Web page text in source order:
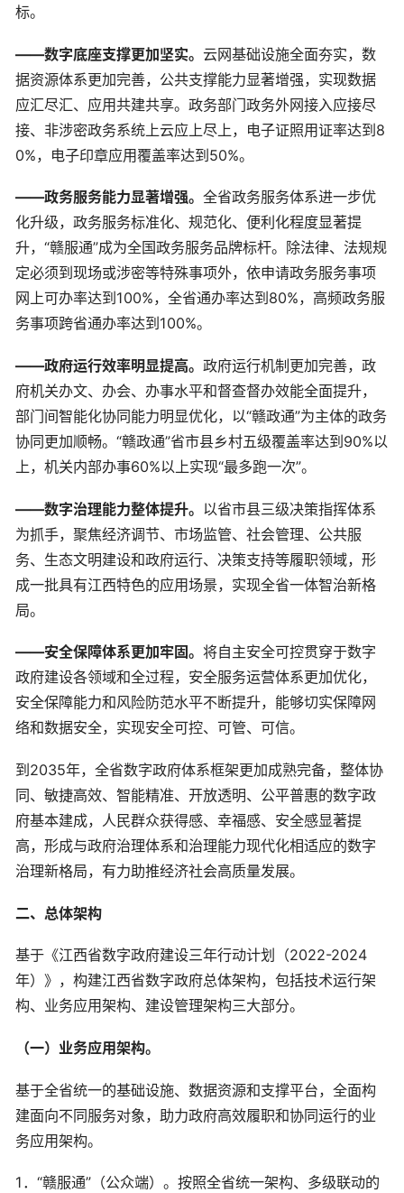
标。
——数字底座支撑更加坚实。 云网基础设施全面夯实，数
据资源体系更加完善，公共支撑能力显著增强，实现数据
应汇尽汇、应用共建共享。政务部门政务外网接入应接尽
接、非涉密政务系统上云应上尽上，电子证照用证率达到8
0%，电子印章应用覆盖率达到50%。
——政务服务能力显著增强。 全省政务服务体系进一步优
化升级，政务服务标准化、规范化、便利化程度显著提
升，“赣服通”成为全国政务服务品牌标杆。除法律、法规规
定必须到现场或涉密等特殊事项外，依申请政务服务事项
网上可办率达到100%，全省通办率达到80%，高频政务服
务事项跨省通办率达到100%。
——政府运行效率明显提高。 政府运行机制更加完善，政
府机关办文、办会、办事水平和督查督办效能全面提升，
部门间智能化协同能力明显优化，以“赣政通”为主体的政务
协同更加顺畅。“赣政通”省市县乡村五级覆盖率达到90%以
上，机关内部办事60%以上实现“最多跑一次”。
——数字治理能力整体提升。 以省市县三级决策指挥体系
为抓手，聚焦经济调节、市场监管、社会管理、公共服
务、生态文明建设和政府运行、决策支持等履职领域，形
成一批具有江西特色的应用场景，实现全省一体智治新格
局。
——安全保障体系更加牢固。 将自主安全可控贯穿于数字
政府建设各领域和全过程，安全服务运营体系更加优化，
安全保障能力和风险防范水平不断提升，能够切实保障网
络和数据安全，实现安全可控、可管、可信。
到2035年，全省数字政府体系框架更加成熟完备，整体协
同、敏捷高效、智能精准、开放透明、公平普惠的数字政
府基本建成，人民群众获得感、幸福感、安全感显著提
高，形成与政府治理体系和治理能力现代化相适应的数字
治理新格局，有力助推经济社会高质量发展。
二、总体架构
基于《江西省数字政府建设三年行动计划（2022-2024
年）》，构建江西省数字政府总体架构，包括技术运行架
构、业务应用架构、建设管理架构三大部分。
（一）业务应用架构。
基于全省统一的基础设施、数据资源和支撑平台，全面构
建面向不同服务对象，助力政府高效履职和协同运行的业
务应用架构。
1．“赣服通”（公众端）。按照全省统一架构、多级联动的